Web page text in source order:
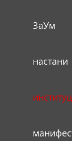
ЗаУм
настани
Струмица
Автори: Љупчо